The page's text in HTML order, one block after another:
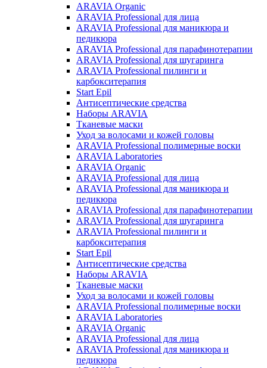
ARAVIA Organic
ARAVIA Professional для лица
ARAVIA Professional для маникюра и
педикюра
ARAVIA Professional для парафинотерапии
ARAVIA Professional для шугаринга
ARAVIA Professional пилинги и
карбокситерапия
Start Epil
Антисептические средства
Наборы ARAVIA
Тканевые маски
Уход за волосами и кожей головы
ARAVIA Professional полимерные воски
ARAVIA Laboratories
ARAVIA Organic
ARAVIA Professional для лица
ARAVIA Professional для маникюра и
педикюра
ARAVIA Professional для парафинотерапии
ARAVIA Professional для шугаринга
ARAVIA Professional пилинги и
карбокситерапия
Start Epil
Антисептические средства
Наборы ARAVIA
Тканевые маски
Уход за волосами и кожей головы
ARAVIA Professional полимерные воски
ARAVIA Laboratories
ARAVIA Organic
ARAVIA Professional для лица
ARAVIA Professional для маникюра и
педикюра